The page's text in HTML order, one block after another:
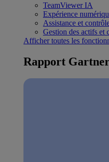
TeamViewer IA
Expérience
Assistance et
Gestion des actifs et
Afficher toutes les
Rapport